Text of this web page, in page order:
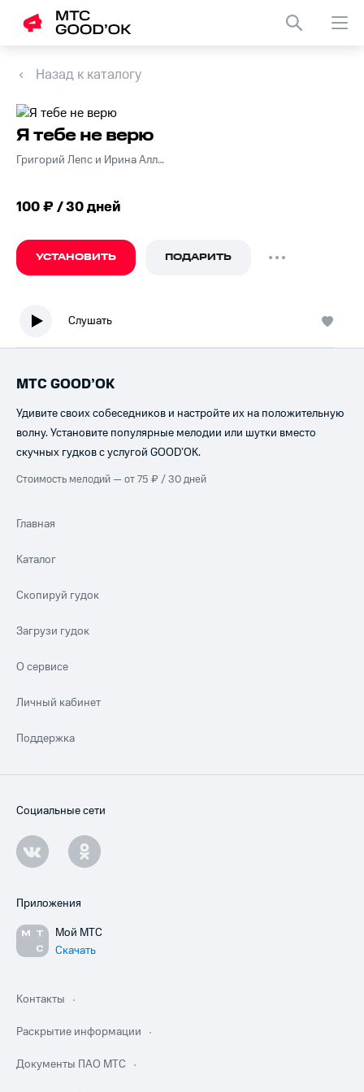
Назад к каталогу
Я тебе не верю
Григорий Лепс и Ирина Аллегрова
100 ₽ / 30 дней
УСТАНОВИТЬ ПОДАРИТЬ
Слушать
МТС GOOD’OK
Удивите своих собеседников и настройте их на положительную
волну. Установите популярные мелодии или шутки вместо
скучных гудков с услугой GOOD’OK.
Стоимость мелодий — от 75 ₽ / 30 дней
Главная
Каталог
Скопируй гудок
Загрузи гудок
О сервисе
Личный кабинет
Поддержка
Социальные сети
Приложения
Мой МТС
Скачать
Контакты
Раскрытие информации
Документы ПАО МТС